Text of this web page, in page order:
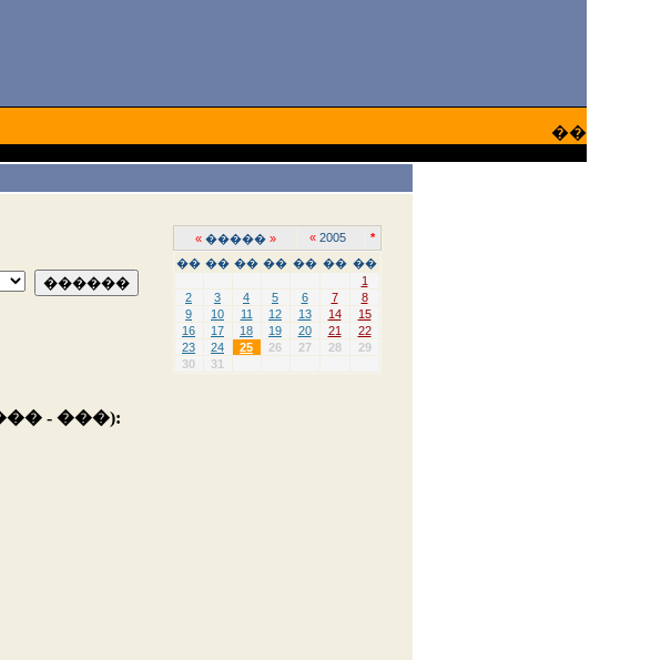
��
- ���):
«����� » «2005
*
�� �� �� �� �� �� ��
1
2
3 4 5 6 7
8
9
10 11 12 13 14
15
16
17 18 19 20 21
22
23
24 25 26 27 28
29
30
31